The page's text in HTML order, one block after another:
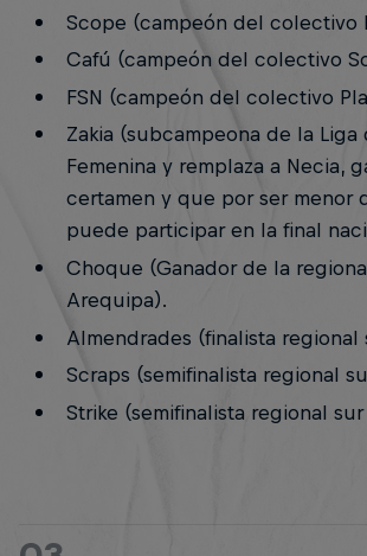
Scope (campeón del colectivo
Cafú (campeón del colectivo
FSN (campeón del colectivo
Zakia (subcampeona de la Liga
Femenina y remplaza a Necia,
certamen y que por ser menor
puede participar en la final
Choque (Ganador de la
Arequipa).
Almendrades (finalista regional
Scraps (semifinalista regional
Strike (semifinalista regional